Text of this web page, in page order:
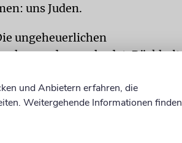
uns Juden.
ungeheuerlichen
und ungeahndet. Rückhalt
– sie ließen uns im
Die bittere Erkenntnis aus
antizionistische Hetze sind
und Anbietern erfahren, die
Weitergehende Informationen finden